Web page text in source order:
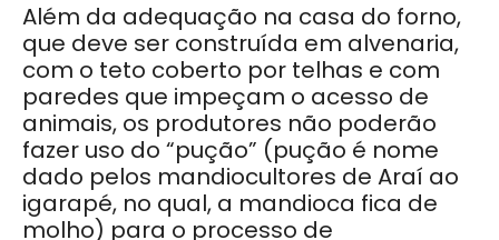
Além da adequação na casa do forno,
que deve ser construída em alvenaria,
com o teto coberto por telhas e com
paredes que impeçam o acesso de
animais, os produtores não poderão
fazer uso do “pução” (pução é nome
dado pelos mandiocultores de Araí ao
igarapé, no qual, a mandioca fica de
molho) para o processo de